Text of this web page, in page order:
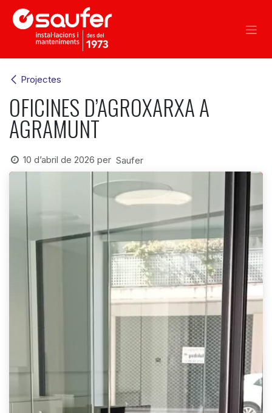
Skip to Content
Projectes
OFICINES D’AGROXARXA A
AGRAMUNT
10 d’abril de 2026 per Saufer